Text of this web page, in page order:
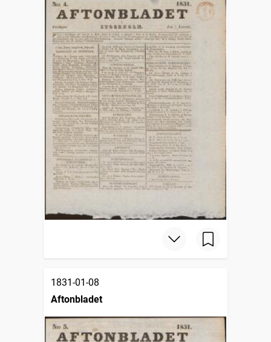
1831-01-08
Aftonbladet